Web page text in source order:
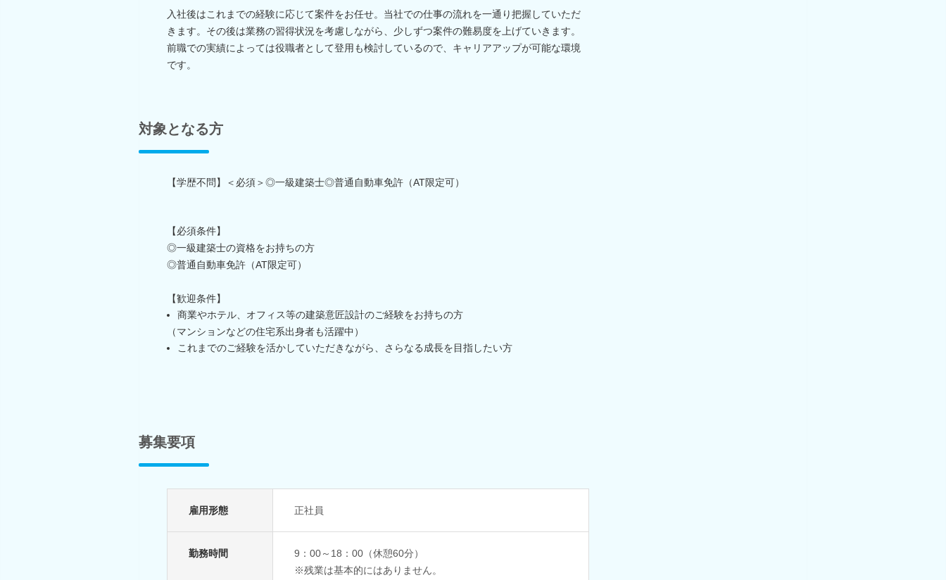
入社後はこれまでの経験に応じて案件をお任せ。当社での仕事の流れを一通り把握していただ
きます。その後は業務の習得状況を考慮しながら、少しずつ案件の難易度を上げていきます。
前職での実績によっては役職者として登用も検討しているので、キャリアアップが可能な環境
です。
対象となる方
【学歴不問】＜必須＞◎一級建築士◎普通自動車免許（AT限定可）
【必須条件】
◎一級建築士の資格をお持ちの方
◎普通自動車免許（AT限定可）
【歓迎条件】
商業やホテル、オフィス等の建築意匠設計のご経験をお持ちの方
（マンションなどの住宅系出身者も活躍中）
これまでのご経験を活かしていただきながら、さらなる成長を目指したい方
募集要項
雇用形態 正社員
勤務時間
9：00～18：00（休憩60分）
※残業は基本的にはありません。